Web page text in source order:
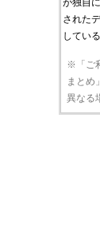
が独自
された
してい
※「ご
まとめ
異なる